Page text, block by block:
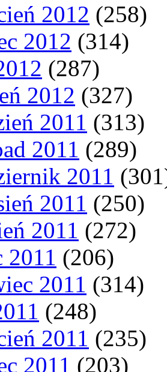
2012 (258)
2012 (314)
(287)
2012 (327)
2011 (313)
2011 (289)
2011
2011 (250)
2011 (272)
2011 (206)
2011 (314)
(248)
2011 (235)
2011 (203)